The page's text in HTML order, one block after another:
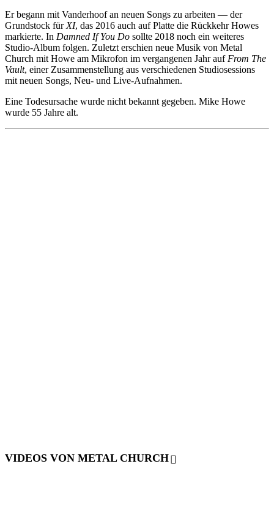
Er begann mit Vanderhoof an neuen Songs zu arbeiten — der
Grundstock für XI, das 2016 auch auf Platte die Rückkehr Howes
markierte. In Damned If You Do sollte 2018 noch ein weiteres
Studio-Album folgen. Zuletzt erschien neue Musik von Metal
Church mit Howe am Mikrofon im vergangenen Jahr auf From The
Vault, einer Zusammenstellung aus verschiedenen Studiosessions
mit neuen Songs, Neu- und Live-Aufnahmen.
Eine Todesursache wurde nicht bekannt gegeben. Mike Howe
wurde 55 Jahre alt.
VIDEOS VON METAL CHURCH